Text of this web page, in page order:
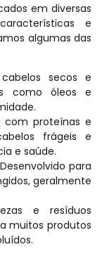
em diversas
e
algumas das
secos e
como óleos e
com proteínas e
frágeis e
e saúde.
Desenvolvido para
geralmente
e resíduos
muitos produtos